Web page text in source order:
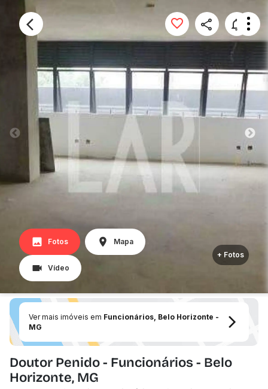
Fotos Mapa
Vídeo
+ Fotos
Ver mais imóveis em Funcionários, Belo Horizonte -
MG
Doutor Penido - Funcionários - Belo
Horizonte, MG